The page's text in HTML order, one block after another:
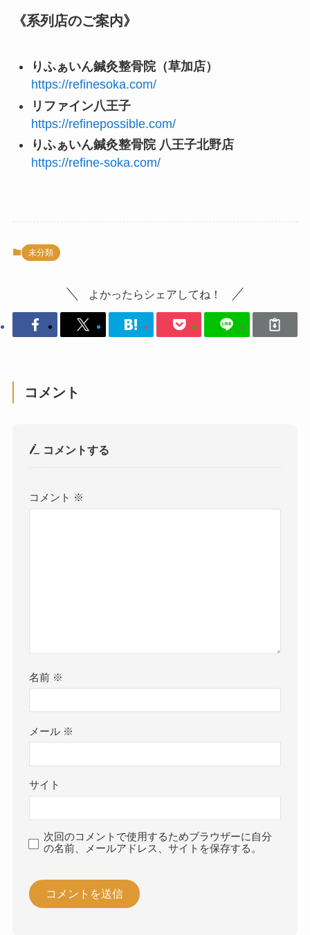
《系列店のご案内》
りふぁいん鍼灸整骨院（草加店）
https://refinesoka.com/
リファイン八王子
https://refinepossible.com/
りふぁいん鍼灸整骨院 八王子北野店
https://refine-soka.com/
未分類
よかったらシェアしてね！
コメント
コメントする
コメント ※
名前 ※
メール ※
サイト
次回のコメントで使用するためブラウザーに自分
の名前、メールアドレス、サイトを保存する。